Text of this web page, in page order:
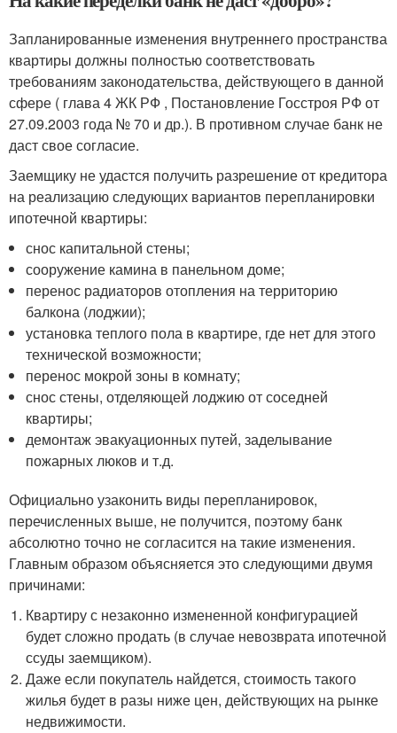
Запланированные изменения внутреннего пространства
квартиры должны полностью соответствовать
требованиям законодательства, действующего в данной
сфере ( глава 4 ЖК РФ , Постановление Госстроя РФ от
27.09.2003 года № 70 и др.). В противном случае банк не
даст свое согласие.
Заемщику не удастся получить разрешение от кредитора
на реализацию следующих вариантов перепланировки
ипотечной квартиры:
снос капитальной стены;
сооружение камина в панельном доме;
перенос радиаторов отопления на территорию
балкона (лоджии);
установка теплого пола в квартире, где нет для этого
технической возможности;
перенос мокрой зоны в комнату;
снос стены, отделяющей лоджию от соседней
квартиры;
демонтаж эвакуационных путей, заделывание
пожарных люков и т.д.
Официально узаконить виды перепланировок,
перечисленных выше, не получится, поэтому банк
абсолютно точно не согласится на такие изменения.
Главным образом объясняется это следующими двумя
причинами:
Квартиру с незаконно измененной конфигурацией
будет сложно продать (в случае невозврата ипотечной
ссуды заемщиком).
Даже если покупатель найдется, стоимость такого
жилья будет в разы ниже цен, действующих на рынке
недвижимости.